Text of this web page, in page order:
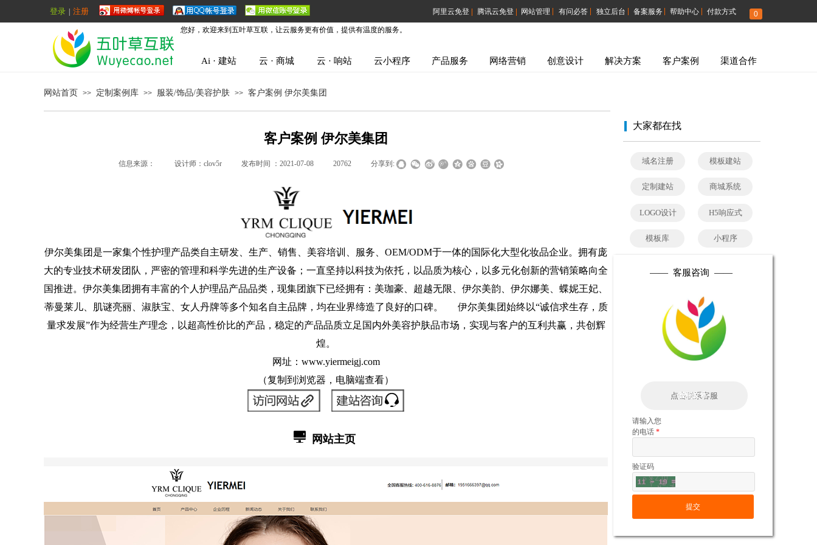
|
|
阿里云免登 腾讯云免登
|
登录 注册 | 有问必答 帮助中心
| 0
备案服务
|
独立后台 付款方式
|
网站管理
您好，欢迎来到五叶草互联，让云服务更有价值，提供有温度的服务。
Ai · 建站 云 · 商城 云 · 响站 云小程序 产品服务 网络营销 创意设计 解决方案 客户案例 渠道合作
网站首页 >> 定制案例库 >> 服装/饰品/美容护肤 >> 客户案例 伊尔美集团
模板库
LOGO设计
商城系统
小程序
H5响应式
大家都在找
域名注册 模板建站
定制建站
客户案例 伊尔美集团
信息来源： 设计师： clov5r 发布时间 ： 2021-07-08 20762 分享到:
伊尔美集团是一家集个性护理产品类自主研发、生产、销售、美容培训、服务、OEM/ODM于一体的国际化大型化妆品企业。拥有庞
大的专业技术研发团队，严密的管理和科学先进的生产设备；一直坚持以科技为依托，以品质为核心，以多元化创新的营销策略向全
国推进。伊尔美集团拥有丰富的个人护理品产品品类，现集团旗下已经拥有：美珈豪、超越无限、伊尔美韵、伊尔娜美、蝶妮王妃、
蒂曼莱儿、肌谜亮丽、淑肤宝、女人丹牌等多个知名自主品牌，均在业界缔造了良好的口碑。 伊尔美集团始终以“诚信求生存，质
量求发展”作为经营生产理念，以超高性价比的产品，稳定的产品品质立足国内外美容护肤品市场，实现与客户的互利共赢，共创辉
煌。
网址 ： www.yiermeigj.com
（复制到浏览器，电脑端查看）
网站主页
按钮文本
—— 客服咨询 ——
请输入您
的电话 *
验证码
提交
点击联系客服